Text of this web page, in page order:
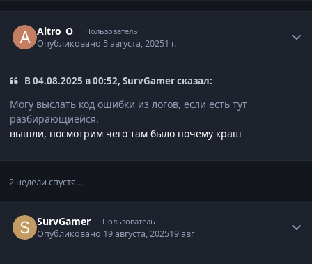
Altro_O Пользователь
Опубликовано 5 августа, 20251 г.
В 04.08.2025 в 00:52, SurvGamer сказал:
Могу выслать код ошибки из логов, если есть тут
разбирающиейся.
вышли, посмотрим чего там было почему краш
2 недели спустя...
SurvGamer Пользователь
Опубликовано 19 августа, 202519 авг